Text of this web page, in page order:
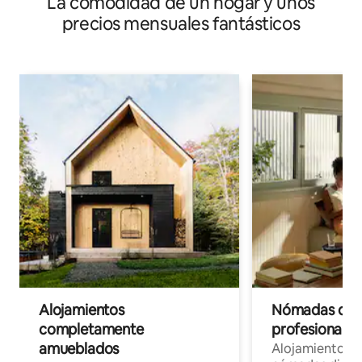
precios mensuales fantásticos
Alojamientos
completamente
amueblados
Nómadas
Alojamientos